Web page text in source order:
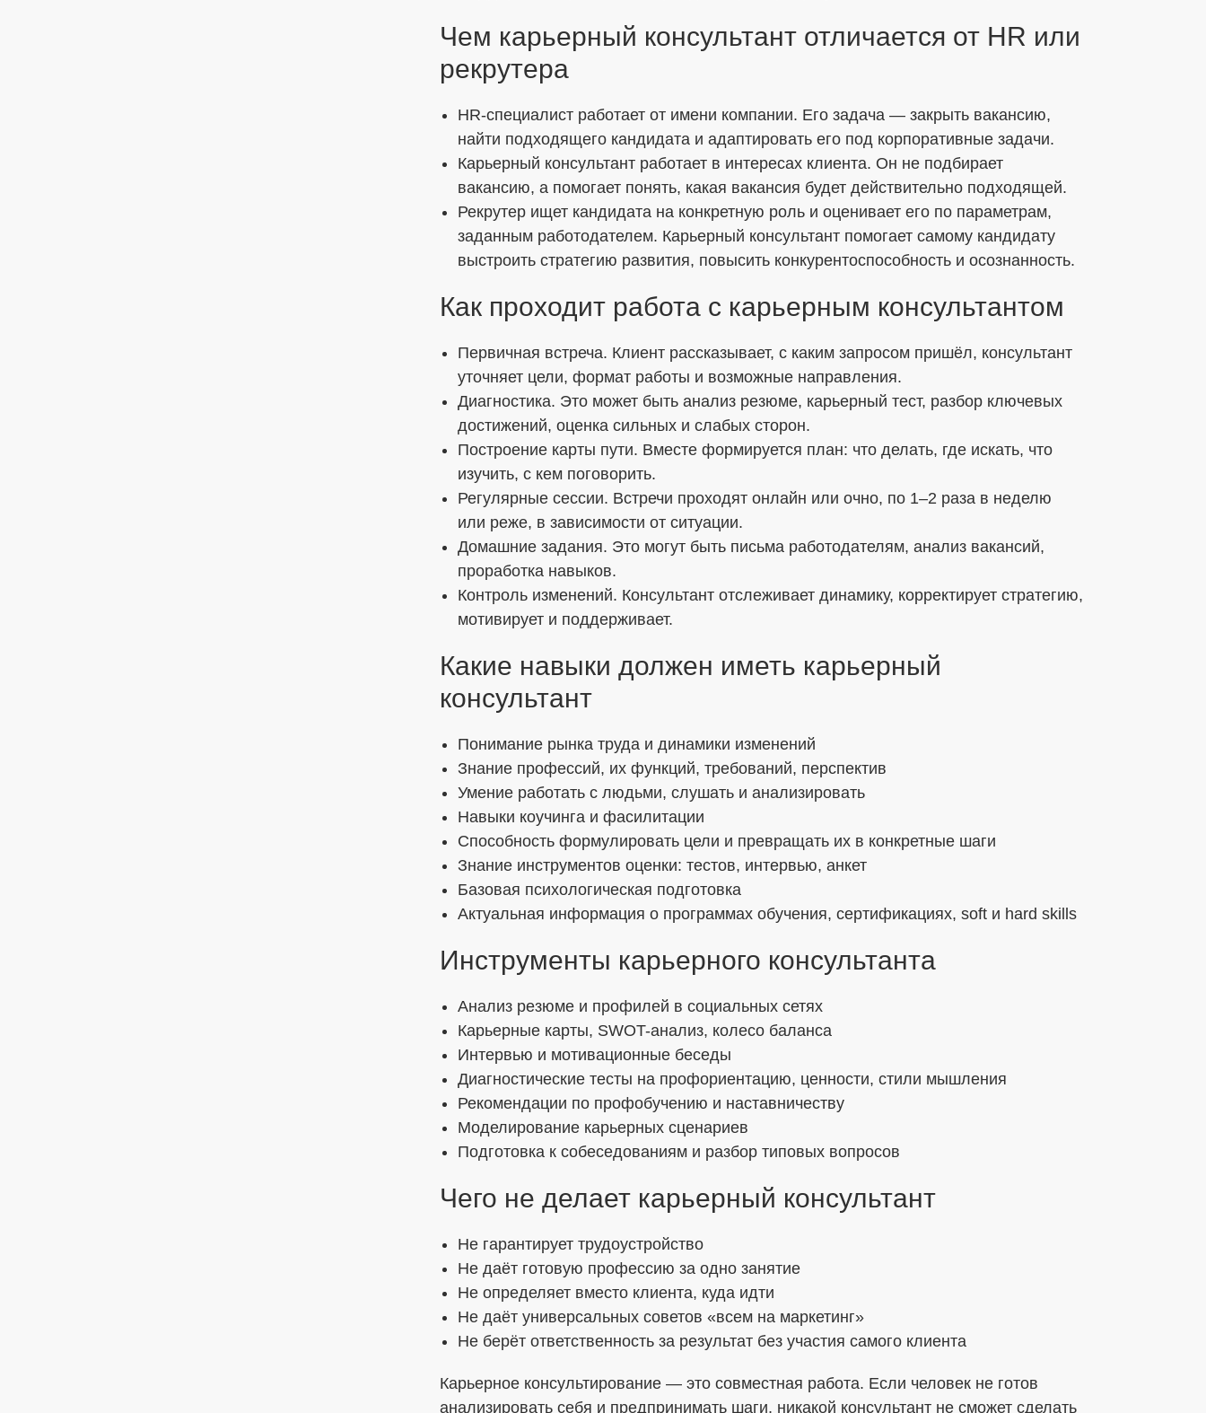
Чем карьерный консультант отличается от HR или
рекрутера
HR-специалист работает от имени компании. Его задача — закрыть вакансию,
найти подходящего кандидата и адаптировать его под корпоративные задачи.
Карьерный консультант работает в интересах клиента. Он не подбирает
вакансию, а помогает понять, какая вакансия будет действительно подходящей.
Рекрутер ищет кандидата на конкретную роль и оценивает его по параметрам,
заданным работодателем. Карьерный консультант помогает самому кандидату
выстроить стратегию развития, повысить конкурентоспособность и осознанность.
Как проходит работа с карьерным консультантом
Первичная встреча. Клиент рассказывает, с каким запросом пришёл, консультант
уточняет цели, формат работы и возможные направления.
Диагностика. Это может быть анализ резюме, карьерный тест, разбор ключевых
достижений, оценка сильных и слабых сторон.
Построение карты пути. Вместе формируется план: что делать, где искать, что
изучить, с кем поговорить.
Регулярные сессии. Встречи проходят онлайн или очно, по 1–2 раза в неделю
или реже, в зависимости от ситуации.
Домашние задания. Это могут быть письма работодателям, анализ вакансий,
проработка навыков.
Контроль изменений. Консультант отслеживает динамику, корректирует стратегию,
мотивирует и поддерживает.
Какие навыки должен иметь карьерный
консультант
Понимание рынка труда и динамики изменений
Знание профессий, их функций, требований, перспектив
Умение работать с людьми, слушать и анализировать
Навыки коучинга и фасилитации
Способность формулировать цели и превращать их в конкретные шаги
Знание инструментов оценки: тестов, интервью, анкет
Базовая психологическая подготовка
Актуальная информация о программах обучения, сертификациях, soft и hard skills
Инструменты карьерного консультанта
Анализ резюме и профилей в социальных сетях
Карьерные карты, SWOT-анализ, колесо баланса
Интервью и мотивационные беседы
Диагностические тесты на профориентацию, ценности, стили мышления
Рекомендации по профобучению и наставничеству
Моделирование карьерных сценариев
Подготовка к собеседованиям и разбор типовых вопросов
Чего не делает карьерный консультант
Не гарантирует трудоустройство
Не даёт готовую профессию за одно занятие
Не определяет вместо клиента, куда идти
Не даёт универсальных советов «всем на маркетинг»
Не берёт ответственность за результат без участия самого клиента
Карьерное консультирование — это совместная работа. Если человек не готов
анализировать себя и предпринимать шаги, никакой консультант не сможет сделать